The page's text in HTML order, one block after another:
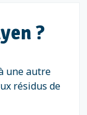
?
une autre
résidus de